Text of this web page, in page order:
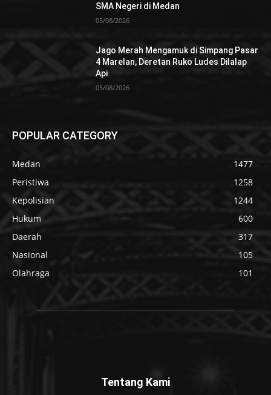
SMA Negeri di Medan
05/08/2026
Jago Merah Mengamuk di Simpang Pasar
4 Marelan, Deretan Ruko Ludes Dilalap
Api
05/08/2026
POPULAR CATEGORY
Medan
1477
Peristiwa
1258
Kepolisian
1244
Hukum
600
Daerah
317
Nasional
105
Olahraga
101
Tentang Kami